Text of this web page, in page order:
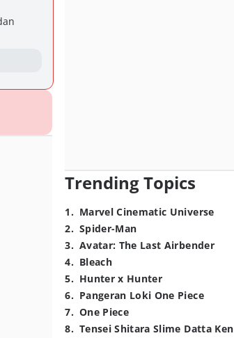
Trending Topics
1. Marvel Cinematic Universe
2. Spider-Man
3. Avatar: The Last Airbender
4. Bleach
5. Hunter x Hunter
6. Pangeran Loki One Piece
7. One Piece
8. Tensei Shitara Slime Datta Ken